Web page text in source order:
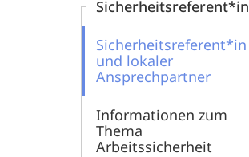
Sicherheitsreferent*in
Sicherheitsreferent*in
und lokaler
Ansprechpartner
Informationen zum
Thema
Arbeitssicherheit